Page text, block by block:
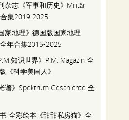
杂志《军事和历史》Militär
集2019-2025
家地理》德国版国家地理
年合集2015-2025
知识世界》P.M. Magazin 全
《科学美国人》
谱》Spektrum Geschichte 全
全彩绘本《甜甜私房猫》全